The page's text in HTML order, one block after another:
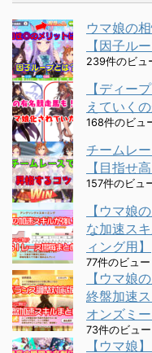
ウマ娘の
【因子ル
239件のビュ
【ディー
えていく
168件のビュ
チームレ
【目指せ
157件のビュ
【ウマ娘
な加速ス
ィング用】
77件のビュー
【ウマ娘
終盤加速
オンズミー
73件のビュー
【ウマ娘